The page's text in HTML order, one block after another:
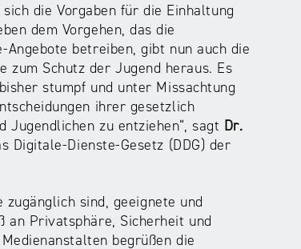
die Vorgaben für die Einhaltung
dem Vorgehen, das die
betreiben, gibt nun auch die
zum Schutz der Jugend heraus. Es
stumpf und unter Missachtung
ihrer gesetzlich
zu entziehen“, sagt Dr.
Dienste-Gesetz (DDG) der
sind, geeignete und
an Privatsphäre, Sicherheit und
begrüßen die